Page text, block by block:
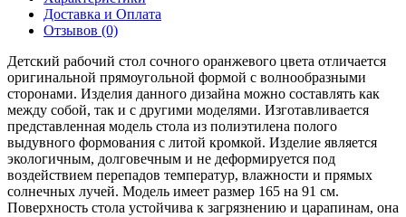
Доставка и Оплата
Отзывов (0)
Детский рабочий стол сочного оранжевого цвета отличается
оригинальной прямоугольной формой с волнообразными
сторонами. Изделия данного дизайна можно составлять как
между собой, так и с другими моделями. Изготавливается
представленная модель стола из полиэтилена полого
выдувного формования с литой кромкой. Изделие является
экологичным, долговечным и не деформируется под
воздействием перепадов температур, влажности и прямых
солнечных лучей. Модель имеет размер 165 на 91 см.
Поверхность стола устойчива к загрязнению и царапинам, она